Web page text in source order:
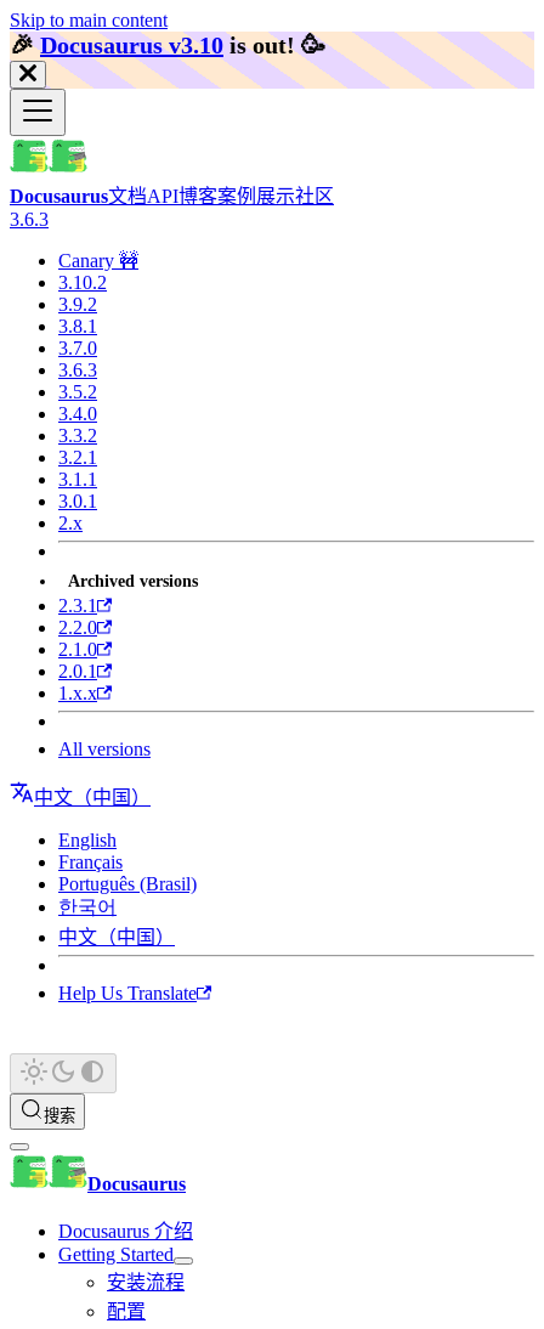
Skip to main content
🎉️Docusaurus v3.10 is out! 🥳️
Docusaurus文档API博客案例展示社区
3.6.3
Canary 🚧
3.10.2
3.9.2
3.8.1
3.7.0
3.6.3
3.5.2
3.4.0
3.3.2
3.2.1
3.1.1
3.0.1
2.x
Archived versions
2.3.1
2.2.0
2.1.0
2.0.1
1.x.x
All versions
中文（中国）
English
Français
Português (Brasil)
한국어
中文（中国）
Help Us Translate
搜索
Docusaurus
Docusaurus 介绍
Getting Started
安装流程
配置